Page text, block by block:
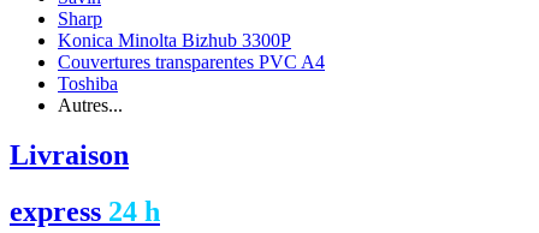
Sharp
Konica Minolta Bizhub 3300P
Couvertures transparentes PVC A4
Toshiba
Autres...
Livraison
express 24 h